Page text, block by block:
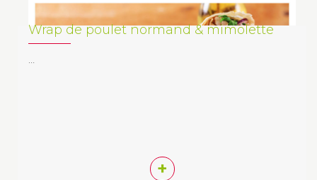
Wrap de poulet normand & mimolette
…
+